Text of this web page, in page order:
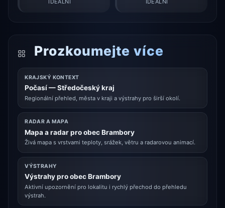
Prozkoumejte více
KRAJSKÝ KONTEXT
Počasí — Středočeský kraj
Regionální přehled, města v kraji a výstrahy pro širší okolí.
RADAR A MAPA
Mapa a radar pro obec Brambory
Živá mapa s vrstvami teploty, srážek, větru a radarovou animací.
VÝSTRAHY
Výstrahy pro obec Brambory
Aktivní upozornění pro lokalitu i rychlý přechod do přehledu
výstrah.